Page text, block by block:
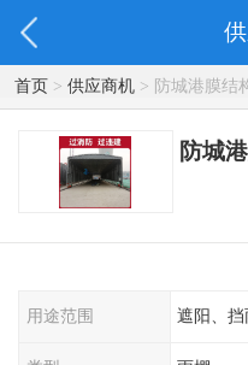
首页> 供应商机> 防城港膜结
防城
用途范围 遮阳、